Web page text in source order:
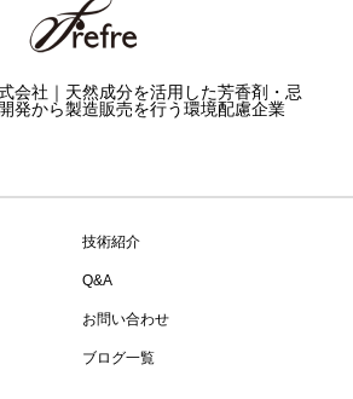
会社｜天然成分を活用した芳香剤・忌
発から製造販売を行う環境配慮企業
技術紹介
Q&A
お問い合わせ
ブログ一覧